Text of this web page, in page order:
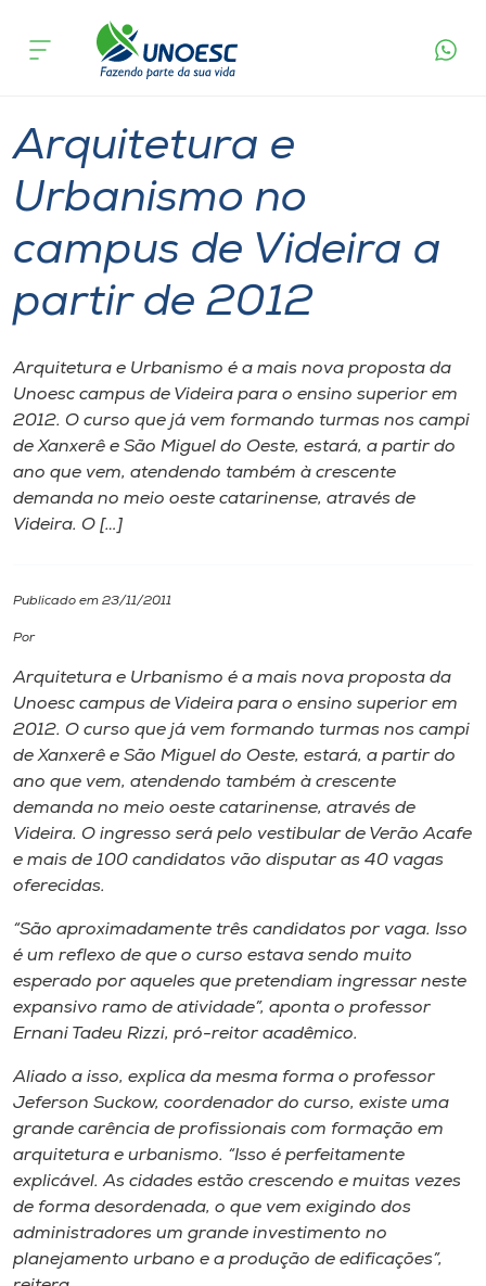
Cursos
Pesquisa
Atendimento ao Estudante
Portal de Ensino
A
Unoesc
Internacionalização
I.nova
Diplomados
CPA
Biblioteca
Editora
Rádio
Museu
Store
Selecione
o idioma
acontece
Arquitetura e
Urbanismo no
campus de Videira a
partir de 2012
Arquitetura e Urbanismo é a mais nova proposta da
Unoesc campus de Videira para o ensino superior em
2012. O curso que já vem formando turmas nos campi
de Xanxerê e São Miguel do Oeste, estará, a partir do
ano que vem, atendendo também à crescente
demanda no meio oeste catarinense, através de
Videira. O […]
Publicado em 23/11/2011
Por
Arquitetura e Urbanismo é a mais nova proposta da
Unoesc campus de Videira para o ensino superior em
2012. O curso que já vem formando turmas nos campi
de Xanxerê e São Miguel do Oeste, estará, a partir do
ano que vem, atendendo também à crescente
demanda no meio oeste catarinense, através de
Videira. O ingresso será pelo vestibular de Verão Acafe
e mais de 100 candidatos vão disputar as 40 vagas
oferecidas.
“São aproximadamente três candidatos por vaga. Isso
é um reflexo de que o curso estava sendo muito
esperado por aqueles que pretendiam ingressar neste
expansivo ramo de atividade”, aponta o professor
Ernani Tadeu Rizzi, pró-reitor acadêmico.
Aliado a isso, explica da mesma forma o professor
Jeferson Suckow, coordenador do curso, existe uma
grande carência de profissionais com formação em
arquitetura e urbanismo. “Isso é perfeitamente
explicável. As cidades estão crescendo e muitas vezes
de forma desordenada, o que vem exigindo dos
administradores um grande investimento no
planejamento urbano e a produção de edificações”,